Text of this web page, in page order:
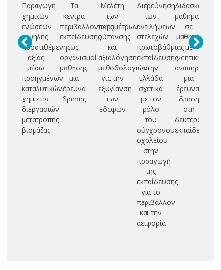
Παραγωγή
χημικών
ενώσεων
υψηλής
προστιθέμενης
αξίας
μέσω
προηγμένων
καταλυτικών
χημικών
διεργασιών
μετατροπής
βιομάζας
Τα
κέντρα
περιβαλλοντικής
εκπαίδευσης
ως
οργανισμοί
μάθησης:
μια
έρευνα
δράσης
Μελέτη
των
παραμέτρων
ρύπανσης
και
αξιολόγηση
μεθοδολογιών
για την
εξυγίανση
των
εδαφών
Διερεύνηση
των
αντιλήψεων
στελεχών
πρωτοβάθμιας
εκπαίδευσης
στην
Ελλάδα
σχετικά
με τον
ρόλο
του
σύγχρονου
σχολείου
στην
προαγωγή
της
εκπαίδευσης
για το
περιβάλλον
και την
αειφορία
Διδασκαλία
μαθηματικών
σε
μαθητές
με
νοητική
αναπηρία:
μια
έρευνα-
δράση
στη
εκπαίδευση